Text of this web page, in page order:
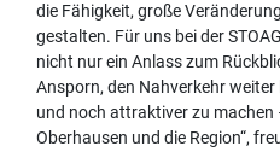
die Fähigkeit, große
gestalten. Für uns bei der
nicht nur ein Anlass zum
Ansporn, den Nahverkehr
und noch attraktiver zu machen
Oberhausen und die Region“,